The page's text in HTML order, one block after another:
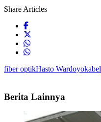
Share Articles
fiber optikHasto Wardoyokabel
Berita Lainnya